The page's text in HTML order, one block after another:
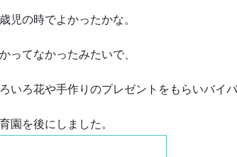
児の時でよかったかな。
ってなかったみたいで、
いろ花や手作りのプレゼントをもらいバイ
園を後にしました。